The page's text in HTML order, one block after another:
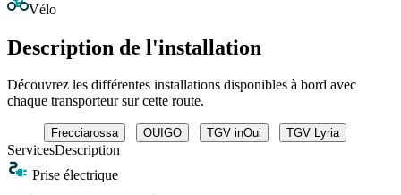
Vélo
Description de l'installation
Découvrez les différentes installations disponibles à bord avec
chaque transporteur sur cette route.
Frecciarossa OUIGO TGV inOui TGV Lyria
ServicesDescription
Prise électrique